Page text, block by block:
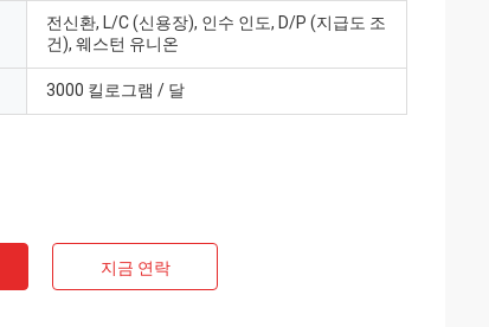
말로 전문
배달, 에프
전신환, L/C (신용장), 인수 인도, D/P (지급도 조
건), 웨스턴 유니온
3000 킬로그램 / 달
지금 연락